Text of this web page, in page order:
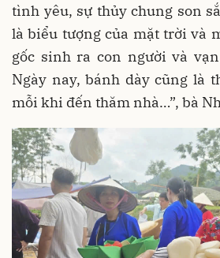
tình yêu, sự thủy chung son
là biểu tượng của mặt trời và
gốc sinh ra con người và
Ngày nay, bánh dày cũng là
mỗi khi đến thăm nhà…”, bà